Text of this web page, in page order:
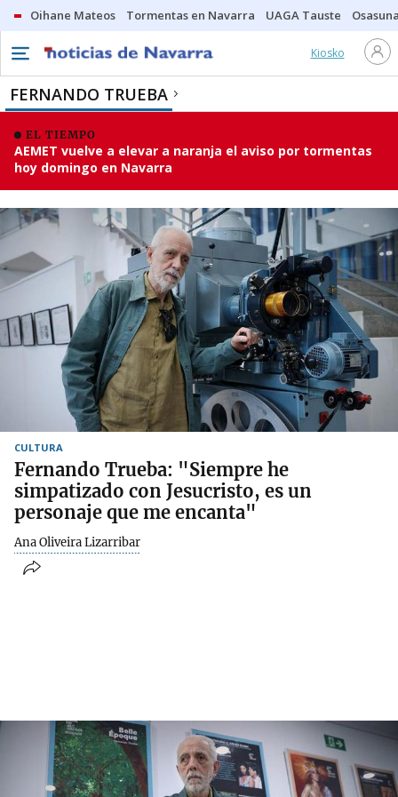
Oihane Mateos Tormentas en Navarra UAGA Tauste
Kiosko
FERNANDO TRUEBA
EL TIEMPO
AEMET vuelve a elevar a naranja el aviso por tormentas
hoy domingo en Navarra
CULTURA
Fernando Trueba: "Siempre he
simpatizado con Jesucristo, es un
personaje que me encanta"
Ana Oliveira Lizarribar